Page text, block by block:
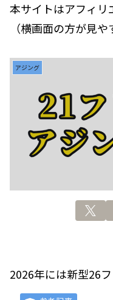
本サイトはアフィリ
（横画面の方が見
アジング
2026年には新型26